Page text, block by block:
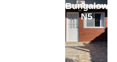
DepartamentoBungalow
N5